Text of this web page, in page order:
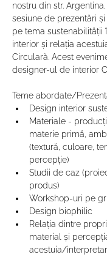
nostru din str.
sesiune de prezentări
pe tema sustenabilității
interior și relația
Circulară. Acest
designer-ul de interior
Teme abordate/
Design interior
Materiale -
materie primă,
(textură, culoare,
percepție)
Studii de caz
produs)
Workshop-uri pe
Design biophilic
Relația dintre
material și
acestuia/